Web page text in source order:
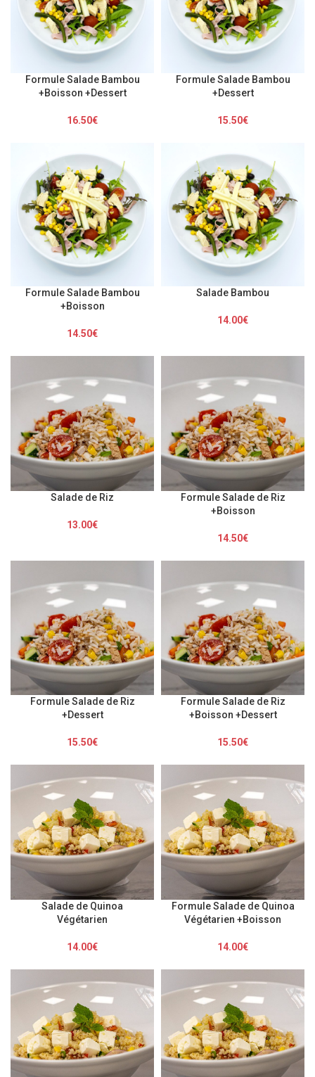
Formule Salade Bambou
+Boisson +Dessert
16.50€
Formule Salade Bambou
+Dessert
15.50€
Formule Salade Bambou
+Boisson
14.50€
Salade Bambou
14.00€
Salade de Riz
13.00€
Formule Salade de Riz
+Boisson
14.50€
Formule Salade de Riz
+Dessert
15.50€
Formule Salade de Riz
+Boisson +Dessert
15.50€
Salade de Quinoa
Végétarien
14.00€
Formule Salade de Quinoa
Végétarien +Boisson
14.00€